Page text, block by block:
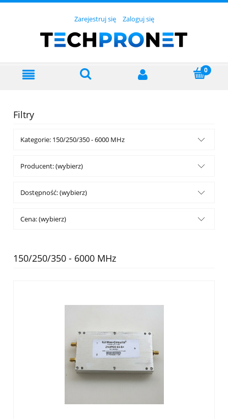
Zarejestruj się Zaloguj się
Filtry
Kategorie: 150/250/350 - 6000 MHz
Producent: (wybierz)
Dostępność: (wybierz)
Cena: (wybierz)
150/250/350 - 6000 MHz